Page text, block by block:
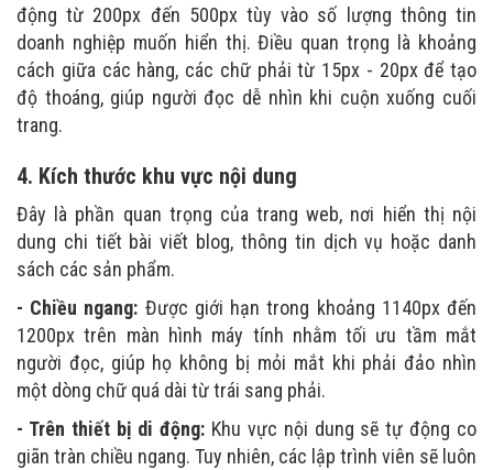
động từ 200px đến 500px tùy vào số lượng thông tin
doanh nghiệp muốn hiển thị. Điều quan trọng là khoảng
cách giữa các hàng, các chữ phải từ 15px - 20px để tạo
độ thoáng, giúp người đọc dễ nhìn khi cuộn xuống cuối
trang.
4. Kích thước khu vực nội dung
Đây là phần quan trọng của trang web, nơi hiển thị nội
dung chi tiết bài viết blog, thông tin dịch vụ hoặc danh
sách các sản phẩm.
- Chiều ngang: Được giới hạn trong khoảng 1140px đến
1200px trên màn hình máy tính nhằm tối ưu tầm mắt
người đọc, giúp họ không bị mỏi mắt khi phải đảo nhìn
một dòng chữ quá dài từ trái sang phải.
- Trên thiết bị di động: Khu vực nội dung sẽ tự động co
giãn tràn chiều ngang. Tuy nhiên, các lập trình viên sẽ luôn